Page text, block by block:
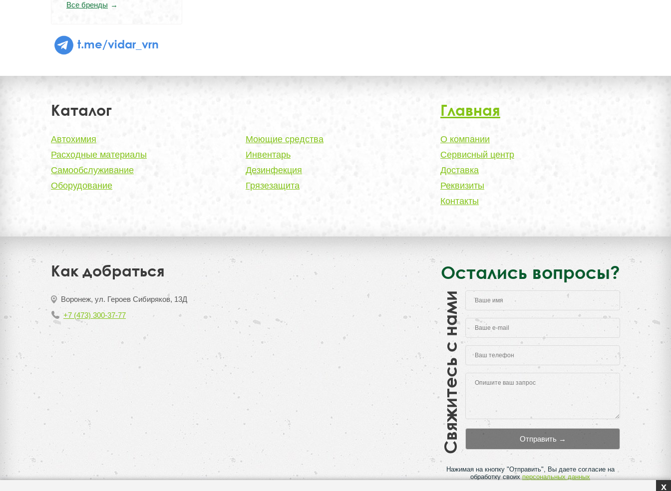
Все бренды
t.me/vidar_vrn
Каталог Главная
Автохимия
Расходные материалы
Самообслуживание
Оборудование
Моющие средства
Инвентарь
Дезинфекция
Грязезащита
О компании
Сервисный центр
Доставка
Реквизиты
Контакты
Как добраться
Воронеж, ул. Героев Сибиряков, 13Д
+7 (473) 300-37-77
Остались вопросы?
Свяжитесь с нами
Нажимая на кнопку "Отправить", Вы даете согласие на
обработку своихперсональных данных
x